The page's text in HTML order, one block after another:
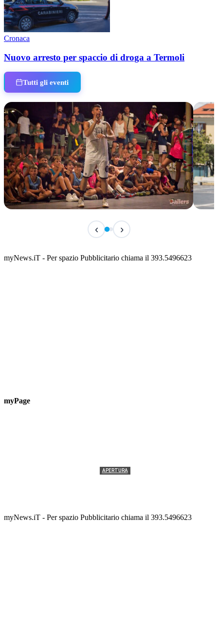
Cronaca
Nuovo arresto per spaccio di droga a Termoli
Tutti gli eventi
Classic Contest 3vs3 Memorial Michele
📅 6 Agosto 2026 · 09:00 · 📍 Lungomare C. Colombo
‹ ›
myNews.iT - Per spazio Pubblicitario chiama il 393.5496623
myPage
APERTURA
myNews.iT - Per spazio Pubblicitario chiama il 393.5496623